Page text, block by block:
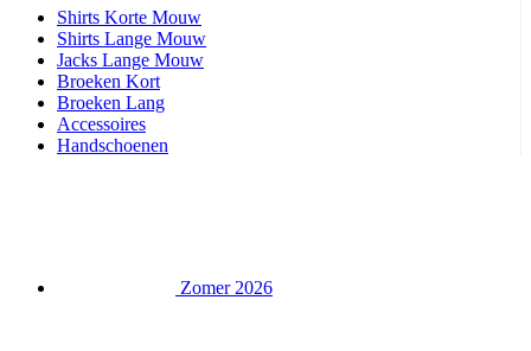
Shirts Korte Mouw
Shirts Lange Mouw
Jacks Lange Mouw
Broeken Kort
Broeken Lang
Accessoires
Handschoenen